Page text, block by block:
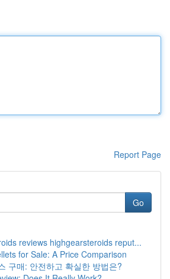
Report Page
Go
reviews highgearsteroids reput...
for Sale: A Price Comparison
구매: 안전하고 확실한 방법은?